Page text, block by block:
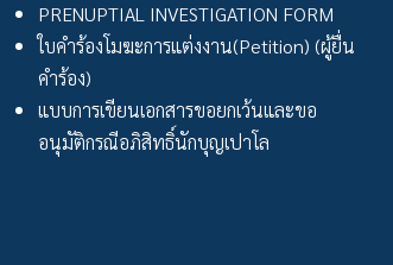
PRENUPTIAL INVESTIGATION FORM
ใบคำร้องโมฆะการแต่งงาน(Petition) (ผู้ยื่น
คำร้อง)
แบบการเขียนเอกสารขอยกเว้นและขอ
อนุมัติกรณีอภิสิทธิ์นักบุญเปาโล